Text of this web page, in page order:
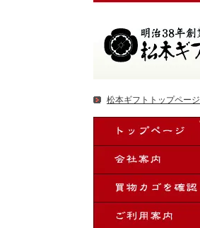
松本ギフトトップページ